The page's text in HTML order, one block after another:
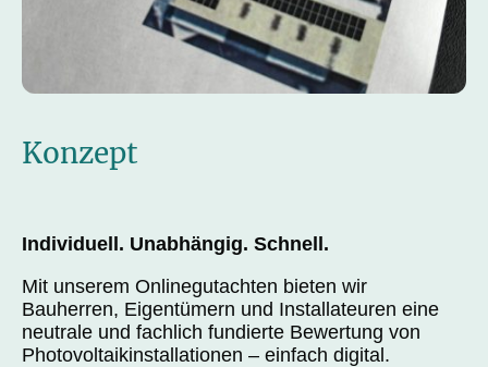
Konzept
Individuell. Unabhängig. Schnell.
Mit unserem Onlinegutachten bieten wir
Bauherren, Eigentümern und Installateuren eine
neutrale und fachlich fundierte Bewertung von
Photovoltaikinstallationen – einfach digital.